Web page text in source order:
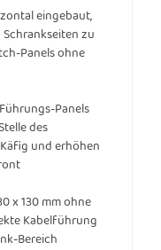
eingebaut,
zu
Panels ohne
Panels
des
und erhöhen
x 130 mm ohne
Kabelführung
Bereich